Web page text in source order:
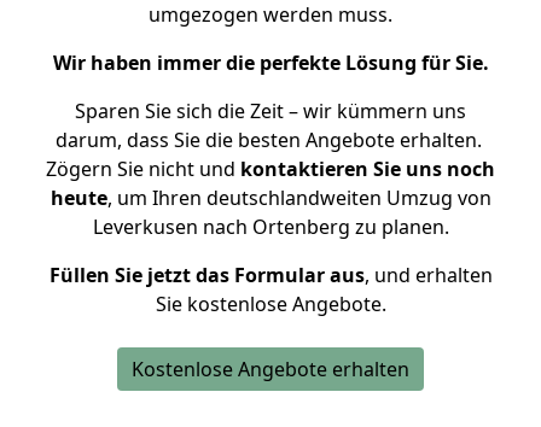
umgezogen werden muss.
Wir haben immer die perfekte Lösung für Sie.
Sparen Sie sich die Zeit – wir kümmern uns
darum, dass Sie die besten Angebote erhalten.
Zögern Sie nicht und kontaktieren Sie uns noch
heute, um Ihren deutschlandweiten Umzug von
Leverkusen nach Ortenberg zu planen.
Füllen Sie jetzt das Formular aus, und erhalten
Sie kostenlose Angebote.
Kostenlose Angebote erhalten